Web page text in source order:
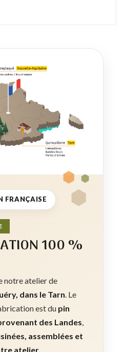
FRANÇAISE
100 %
notre atelier de
dans le Tarn . Le
est du pin
des Landes
assemblées et
atelier